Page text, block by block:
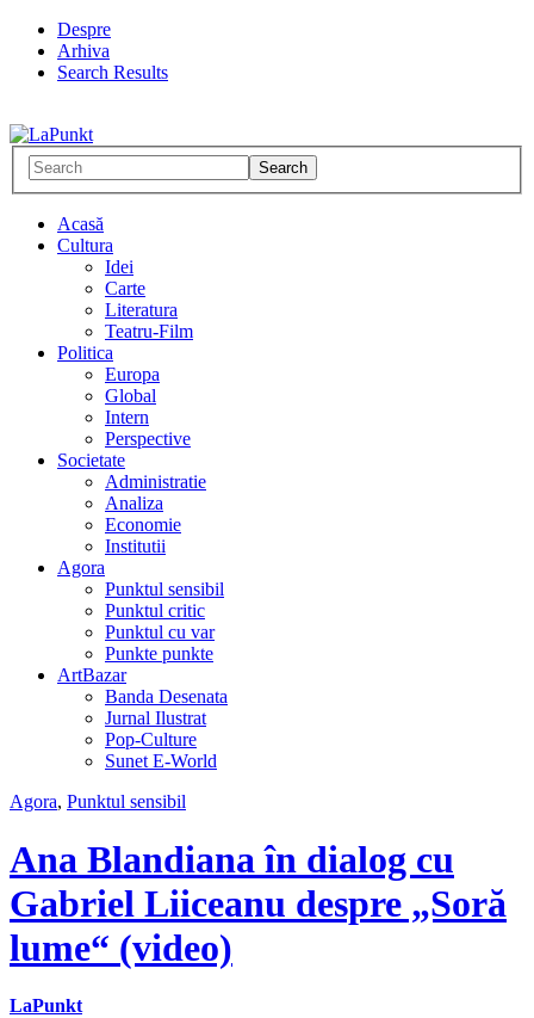
Despre
Arhiva
Search Results
Acasă
Cultura
Idei
Carte
Literatura
Teatru-Film
Politica
Europa
Global
Intern
Perspective
Societate
Administratie
Analiza
Economie
Institutii
Agora
Punktul sensibil
Punktul critic
Punktul cu var
Punkte punkte
ArtBazar
Banda Desenata
Jurnal Ilustrat
Pop-Culture
Sunet E-World
Agora, Punktul sensibil
Ana Blandiana în dialog cu
Gabriel Liiceanu despre „Soră
lume“ (video)
LaPunkt